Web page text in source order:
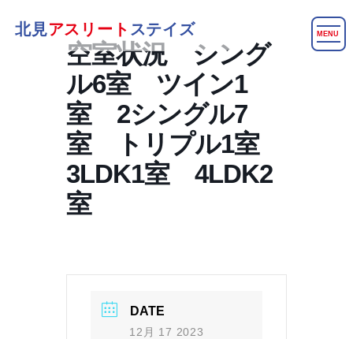
北見アスリート ステイズ MENU
空室状況 シング
ル6室 ツイン1
室 2シングル7
室 トリプル1室
3LDK1室 4LDK2
室
DATE
12月 17 2023